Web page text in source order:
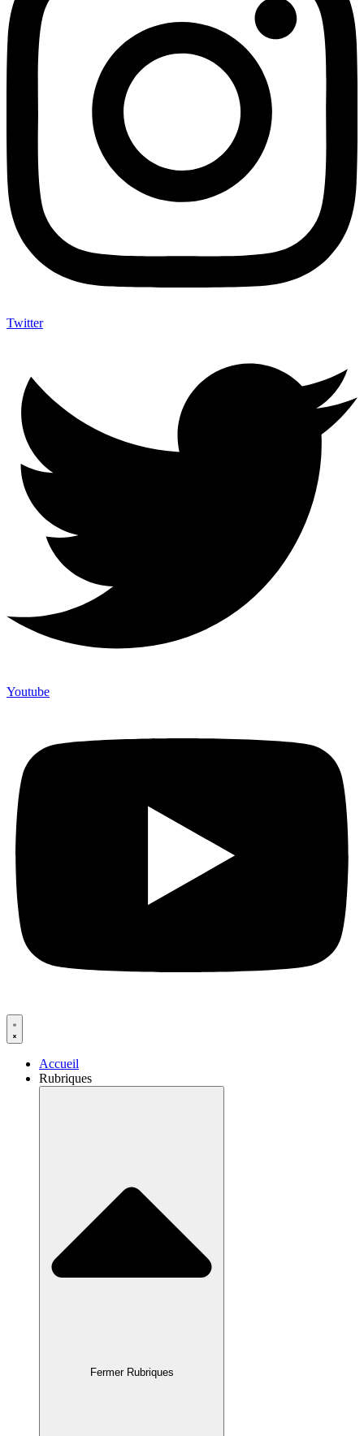
Twitter
Youtube
Accueil
Rubriques
Fermer Rubriques